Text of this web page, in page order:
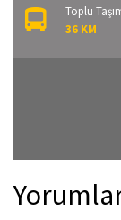
Toplu
36 KM